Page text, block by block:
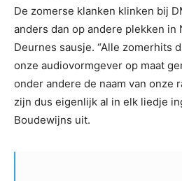
De zomerse klanken klinken bij
anders dan op andere plekken in
Deurnes sausje. “Alle zomerhits
onze audiovormgever op maat
onder andere de naam van onze
zijn dus eigenlijk al in elk liedje
Boudewijns uit.